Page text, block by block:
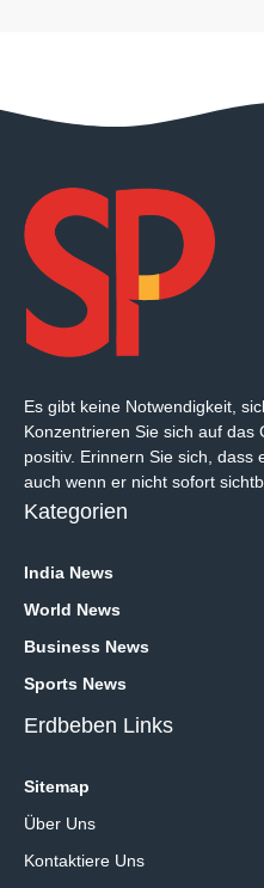
Es gibt keine Notwendigkeit,
Konzentrieren Sie sich auf das
positiv. Erinnern Sie sich, dass
auch wenn er nicht sofort
Kategorien
India News
World News
Business News
Sports News
Erdbeben Links
Sitemap
Über Uns
Kontaktiere Uns